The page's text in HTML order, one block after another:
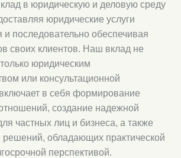
в юридическую и деловую среду
юридические услуги
и последовательно обеспечивая
своих клиентов. Наш вклад не
юридическим
или консультационной
в себя формирование
создание надежной
частных лиц и бизнеса, а также
решений, обладающих практической
перспективой.